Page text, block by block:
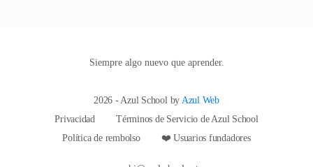
Siempre algo nuevo que aprender.
2026 - Azul School by Azul Web
Privacidad
Términos de Servicio de Azul School
Política de rembolso
❤️ Usuarios fundadores